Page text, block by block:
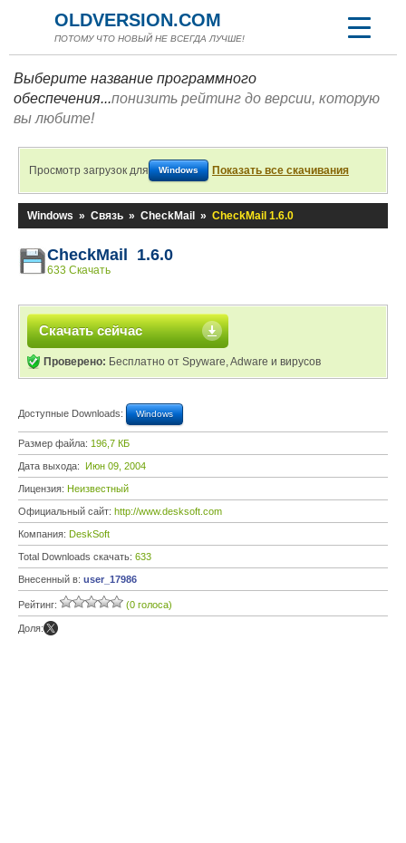
OLDVERSION.COM
ПОТОМУ ЧТО НОВЫЙ НЕ ВСЕГДА ЛУЧШЕ!
Выберите название программного
обеспечения...понизить рейтинг до версии, которую
вы любите!
Просмотр загрузок для Windows Показать все скачивания
Windows » Связь » CheckMail » CheckMail 1.6.0
CheckMail 1.6.0
633 Скачать
Скачать сейчас
Проверено: Бесплатно от Spyware, Adware и вирусов
Доступные Downloads: Windows
Размер файла: 196,7 КБ
Дата выхода: Июн 09, 2004
Лицензия: Неизвестный
Официальный сайт: http://www.desksoft.com
Компания: DeskSoft
Total Downloads скачать: 633
Внесенный в: user_17986
Рейтинг: (0 голоса)
Доля: